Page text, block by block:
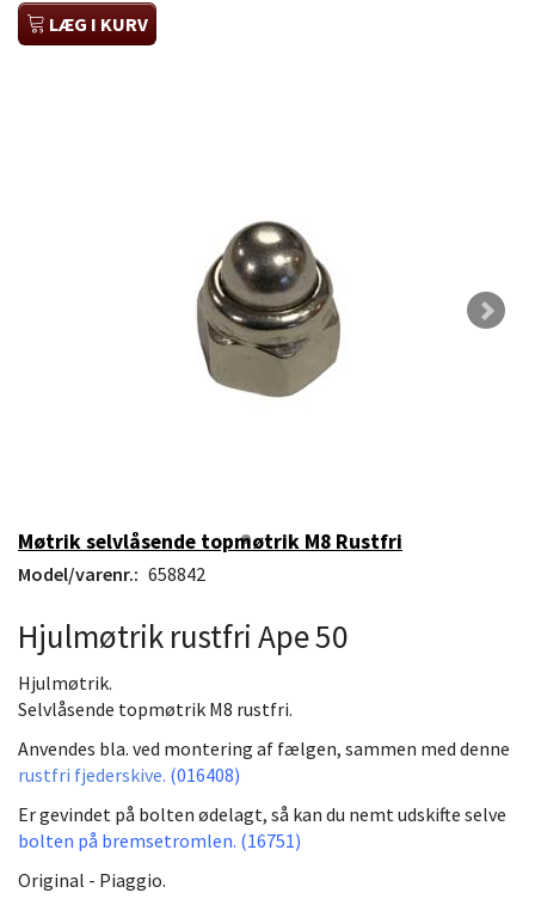
LÆG I KURV
Møtrik selvlåsende topmøtrik M8 Rustfri
Model/varenr.: 658842
Hjulmøtrik rustfri Ape 50
Hjulmøtrik.
Selvlåsende topmøtrik M8 rustfri.
Anvendes bla. ved montering af fælgen, sammen med denne
rustfri fjederskive. (016408)
Er gevindet på bolten ødelagt, så kan du nemt udskifte selve
bolten på bremsetromlen. (16751)
Original - Piaggio.